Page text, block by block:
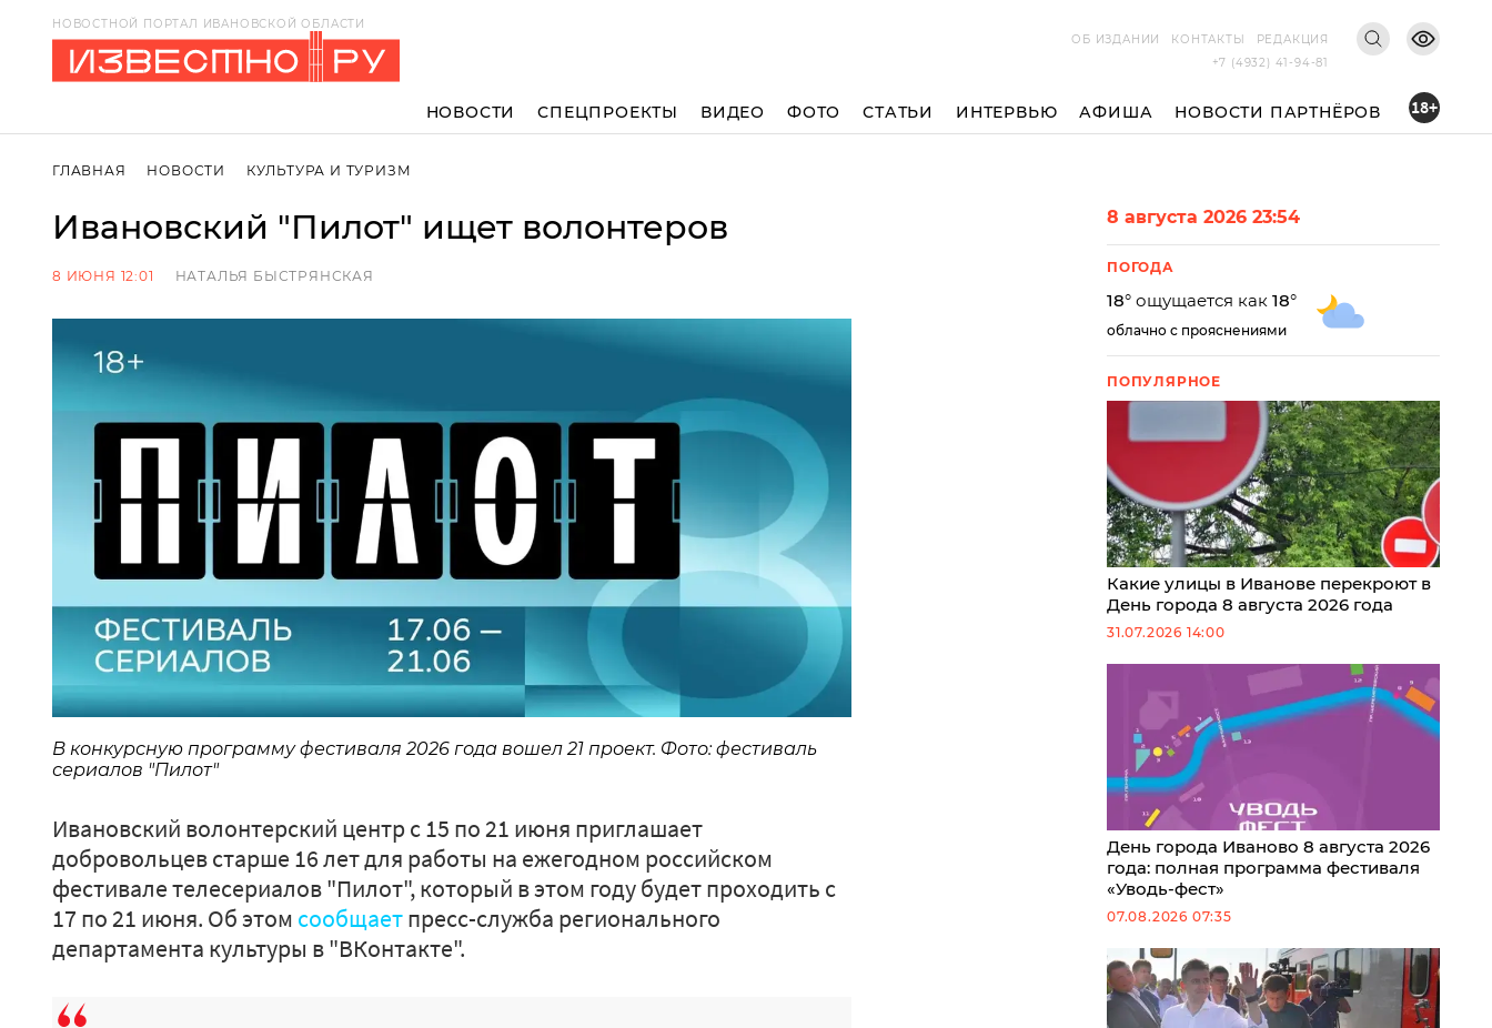
НОВОСТНОЙ ПОРТАЛ ИВАНОВСКОЙ ОБЛАСТИ
ОБ ИЗДАНИИ
КОНТАКТЫ
РЕДАКЦИЯ
+7 (4932) 41-94-81
НОВОСТИ СПЕЦПРОЕКТЫ ВИДЕО ФОТО СТАТЬИ ИНТЕРВЬЮ АФИША НОВОСТИ ПАРТНЁРОВ 18+
ГЛАВНАЯ НОВОСТИ КУЛЬТУРА И ТУРИЗМ
Ивановский "Пилот" ищет волонтеров
8 ИЮНЯ 12:01 НАТАЛЬЯ БЫСТРЯНСКАЯ
В конкурсную программу фестиваля 2026 года вошел 21 проект. Фото: фестиваль
сериалов "Пилот"
Ивановский волонтерский центр с 15 по 21 июня приглашает
добровольцев старше 16 лет для работы на ежегодном российском
фестивале телесериалов "Пилот", который в этом году будет проходить с
17 по 21 июня. Об этом сообщаетпресс-служба регионального
департамента культуры в "ВКонтакте".
8 августа 2026 23:54
ПОГОДА
18° ощущается как 18°
облачно с прояснениями
ПОПУЛЯРНОЕ
Какие улицы в Иванове перекроют в
День города 8 августа 2026 года
31.07.2026 14:00
День города Иваново 8 августа 2026
года: полная программа фестиваля
«Уводь-фест»
07.08.2026 07:35